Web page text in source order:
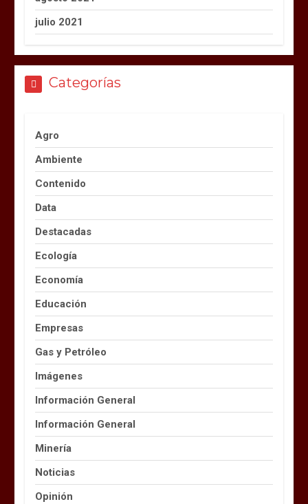
julio 2021
Categorías
Agro
Ambiente
Contenido
Data
Destacadas
Ecología
Economía
Educación
Empresas
Gas y Petróleo
Imágenes
Información General
Información General
Minería
Noticias
Opinión